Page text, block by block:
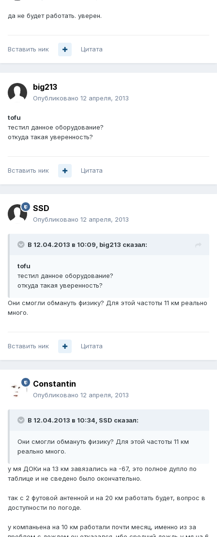
да не будет работать. уверен.
Вставить ник Цитата
big213
Опубликовано 12 апреля, 2013
tofu
тестил данное оборудование?
откуда такая уверенность?
Вставить ник Цитата
SSD
Опубликовано 12 апреля, 2013
В 12.04.2013 в 10:09, big213 сказал:
tofu
тестил данное оборудование?
откуда такая уверенность?
Они смогли обмануть физику? Для этой частоты 11 км реально
много.
Вставить ник Цитата
Constantin
Опубликовано 12 апреля, 2013
В 12.04.2013 в 10:34, SSD сказал:
Они смогли обмануть физику? Для этой частоты 11 км
реально много.
у мя ДОКи на 13 км завязались на -67, это полное дупло по
таблице и не сведено было окончательно.
так с 2 футовой антенной и на 20 км работать будет, вопрос в
доступности по погоде.
у компаньена на 10 км работали почти месяц, именно из за